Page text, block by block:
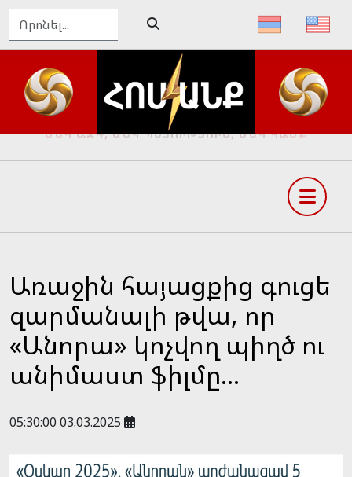
ԴԵՊԻ՛ ՄԵԾ ՀԱՅՔ, ԴԵՊԻ՛ ՓԱՌԱՀԵՂ ԱՊԱԳԱ
Առաջին հայացքից գուցե
զարմանալի թվա, որ
«Անորա» կոչվող պիղծ ու
անիմաստ ֆիլմը...
05:30:00 03.03.2025